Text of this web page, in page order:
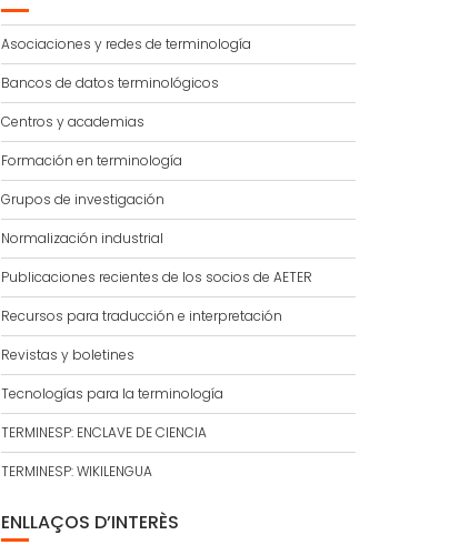
Asociaciones y redes de terminología
Bancos de datos terminológicos
Centros y academias
Formación en terminología
Grupos de investigación
Normalización industrial
Publicaciones recientes de los socios de AETER
Recursos para traducción e interpretación
Revistas y boletines
Tecnologías para la terminología
TERMINESP: ENCLAVE DE CIENCIA
TERMINESP: WIKILENGUA
ENLLAÇOS D’INTERÈS